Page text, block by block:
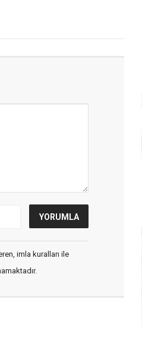
imla kuralları ile